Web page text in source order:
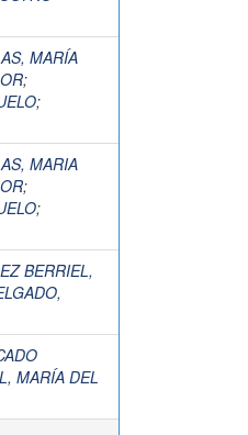
MARÍA
;
;
MARIA
;
;
BERRIEL,
MARÍA DEL